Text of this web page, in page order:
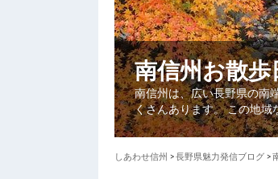
南信州お散歩
南信州は、広い長野県の南
くさんあります。 この地
しあわせ信州 >長野県魅力発信ブログ >